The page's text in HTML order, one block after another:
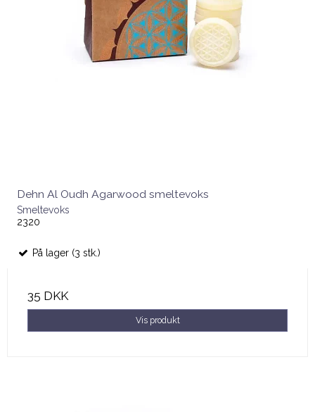
Dehn Al Oudh Agarwood smeltevoks
Smeltevoks
2320
På lager (3 stk.)
35 DKK
Vis produkt